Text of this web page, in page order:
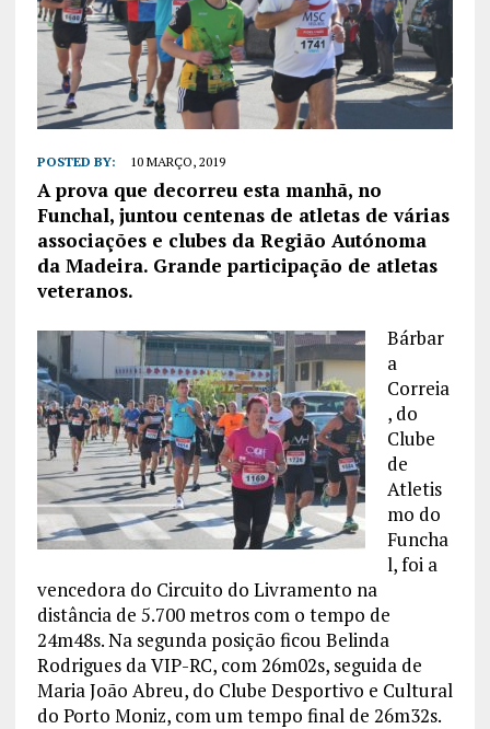
POSTED BY: 10 MARÇO, 2019
A prova que decorreu esta manhã, no
Funchal, juntou centenas de atletas de várias
associações e clubes da Região Autónoma
da Madeira. Grande participação de atletas
veteranos.
Bárbar
a
Correia
, do
Clube
de
Atletis
mo do
Funcha
l, foi a
vencedora do Circuito do Livramento na
distância de 5.700 metros com o tempo de
24m48s. Na segunda posição ficou Belinda
Rodrigues da VIP-RC, com 26m02s, seguida de
Maria João Abreu, do Clube Desportivo e Cultural
do Porto Moniz, com um tempo final de 26m32s.